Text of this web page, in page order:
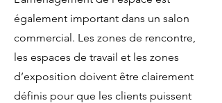
également important dans un salon
commercial. Les zones de rencontre,
les espaces de travail et les zones
d’exposition doivent être clairement
définis pour que les clients puissent